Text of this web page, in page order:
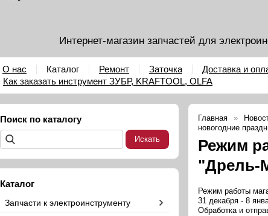
Интернет-магазин запчастей для
О нас Каталог Ремонт Заточка Доставка и
Как заказать инструмент ЗУБР, KRAFTOOL, OLFA
Поиск по каталогу
Каталог
Запчасти к электроинструменту
Главная
новогодние
Режим
"Дрель-
Режим работы
31 декабря - 8
Обработка и